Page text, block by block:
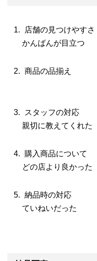
店舗の見つけやすさ
かんばんが目立つ
商品の品揃え
スタッフの対応
親切に教えてくれた
購入商品について
どの店より良かった
納品時の対応
ていねいだった